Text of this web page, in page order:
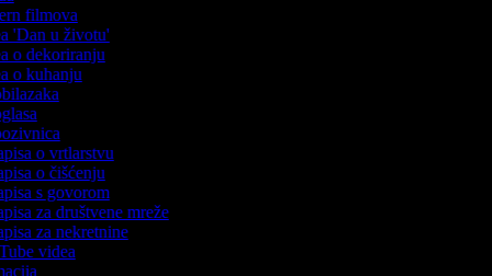
filmova
'Dan u životu'
o dekoriranju
o kuhanju
o vrtlarstvu
o čišćenju
s govorom
za društvene mreže
za nekretnine
videa